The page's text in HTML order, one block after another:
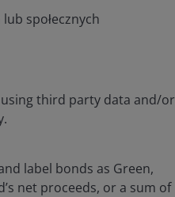
społecznych
third party data and/or
label bonds as Green,
net proceeds, or a sum of